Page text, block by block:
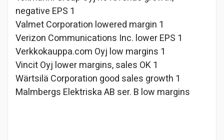
negative EPS 1
Valmet Corporation lowered margin 1
Verizon Communications Inc. lower EPS 1
Verkkokauppa.com Oyj low margins 1
Vincit Oyj lower margins, sales OK 1
Wärtsilä Corporation good sales growth 1
Malmbergs Elektriska AB ser. B low margins